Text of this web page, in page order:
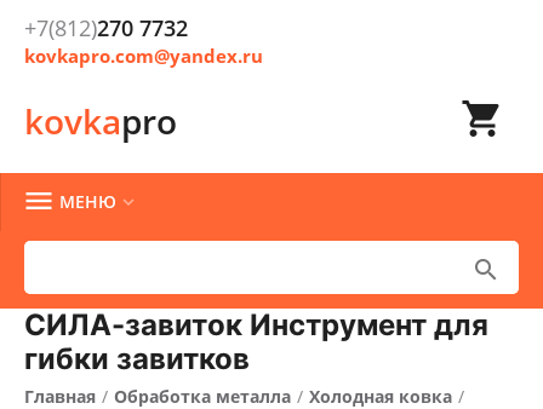
kovkapro
+7(812)270 7732
kovkapro.com@yandex.ru

 МЕНЮ 

СИЛА-завиток Инструмент для
гибки завитков
Главная / Обработка металла / Холодная ковка /